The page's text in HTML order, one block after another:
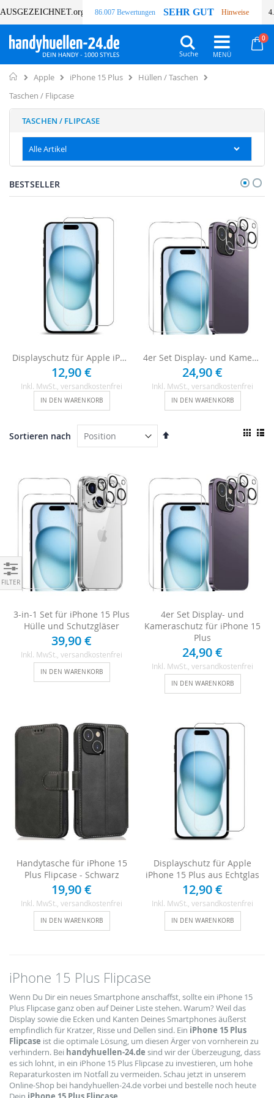
AUSGEZEICHNET.org 86.007 Bewertungen SEHR GUT Hinweise
0
Suche
Home
Apple iPhone 15 Plus
Hüllen / Taschen
Taschen / Flipcase
BESTSELLER
Displayschutz für Apple iPhone 15 Plus aus Echtglas
12,90 €
Inkl. MwSt., versandkostenfrei
IN DEN WARENKORB
4er Set Display- und Kameraschutz für iPhone 15 Plus
24,90 €
Inkl. MwSt., versandkostenfrei
IN DEN WARENKORB
Sortieren nach
In
3-in-1 Set für iPhone 15 Plus
Hülle und Schutzgläser
39,90 €
Inkl. MwSt. , versandkostenfrei
IN DEN WARENKORB
4er Set Display- und
Kameraschutz für iPhone 15
Plus
24,90 €
Inkl. MwSt. , versandkostenfrei
IN DEN WARENKORB
Handytasche für iPhone 15
Plus Flipcase - Schwarz
19,90 €
Inkl. MwSt. , versandkostenfrei
IN DEN WARENKORB
Displayschutz für Apple
iPhone 15 Plus aus Echtglas
12,90 €
Inkl. MwSt. , versandkostenfrei
IN DEN WARENKORB
iPhone 15 Plus Flipcase
Wenn Du Dir ein neues Smartphone anschaffst, sollte ein iPhone 15
Plus Flipcase ganz oben auf Deiner Liste stehen. Warum? Weil das
Display sowie die Ecken und Kanten Deines Smartphones äußerst
empfindlich für Kratzer, Risse und Dellen sind. Ein iPhone 15 Plus
Flipcase ist die optimale Lösung, um diesen Ärger von vornherein zu
verhindern. Bei handyhuellen-24.de sind wir der Überzeugung, dass
es sich lohnt, in ein iPhone 15 Plus Flipcase zu investieren, um hohe
Reparaturkosten im Notfall zu vermeiden. Schau jetzt in unserem
Online-Shop bei handyhuellen-24.de vorbei und bestelle noch heute
TASCHEN / FLIPCASE
Alle Artikel
Einkaufen nach